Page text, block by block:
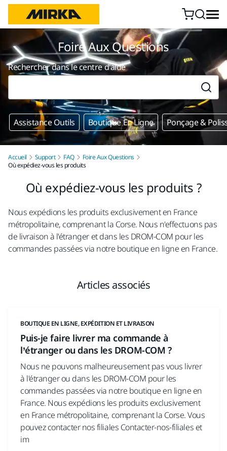
Foire Aux Questions
Rechercher dans le centre d'aide
Assistance Outils Boutique En Ligne Ponçage &
Accueil Support FAQ
Foire Aux Questions
Où expédiez-vous les produits
Où expédiez-vous les produits ?
Nous expédions les produits exclusivement en France
métropolitaine, comprenant la Corse. Nous n'effectuons pas
de livraison à l'étranger et dans les DROM-COM pour les
commandes passées via notre boutique en ligne en France.
Articles associés
BOUTIQUE EN LIGNE, EXPÉDITION ET LIVRAISON
Puis-je faire livrer ma commande à
l’étranger ou dans les DROM-COM ?
Nous ne pouvons malheureusement pas vous livrer
à l'étranger ou dans les DROM-COM pour les
commandes passées via notre boutique en ligne en
France. Nous expédions les produits exclusivement
en France métropolitaine, comprenant la Corse. Vous
pouvez contacter nos filiales Contacter-nos-filiales et
im